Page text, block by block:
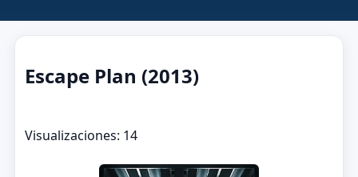
Escape Plan (2013)
Visualizaciones: 14